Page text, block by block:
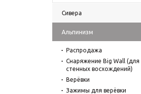
Сивера
Альпинизм
Распродажа
Снаряжение Big Wall (для
стенных восхождений)
Верёвки
Зажимы для верёвки